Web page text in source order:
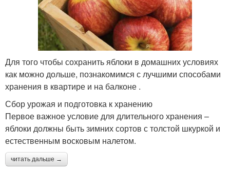
Для того чтобы сохранить яблоки в домашних условиях
как можно дольше, познакомимся с лучшими способами
хранения в квартире и на балконе .
Сбор урожая и подготовка к хранению
Первое важное условие для длительного хранения –
яблоки должны быть зимних сортов с толстой шкуркой и
естественным восковым налетом.
читать дальше →